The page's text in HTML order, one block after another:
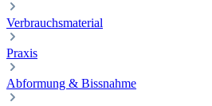
Verbrauchsmaterial
Praxis
Abformung & Bissnahme